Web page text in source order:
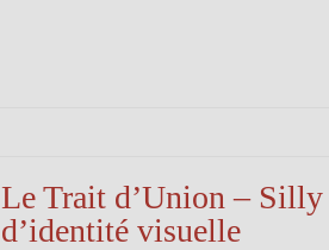
Le Trait d’Union – Silly
d’identité visuelle